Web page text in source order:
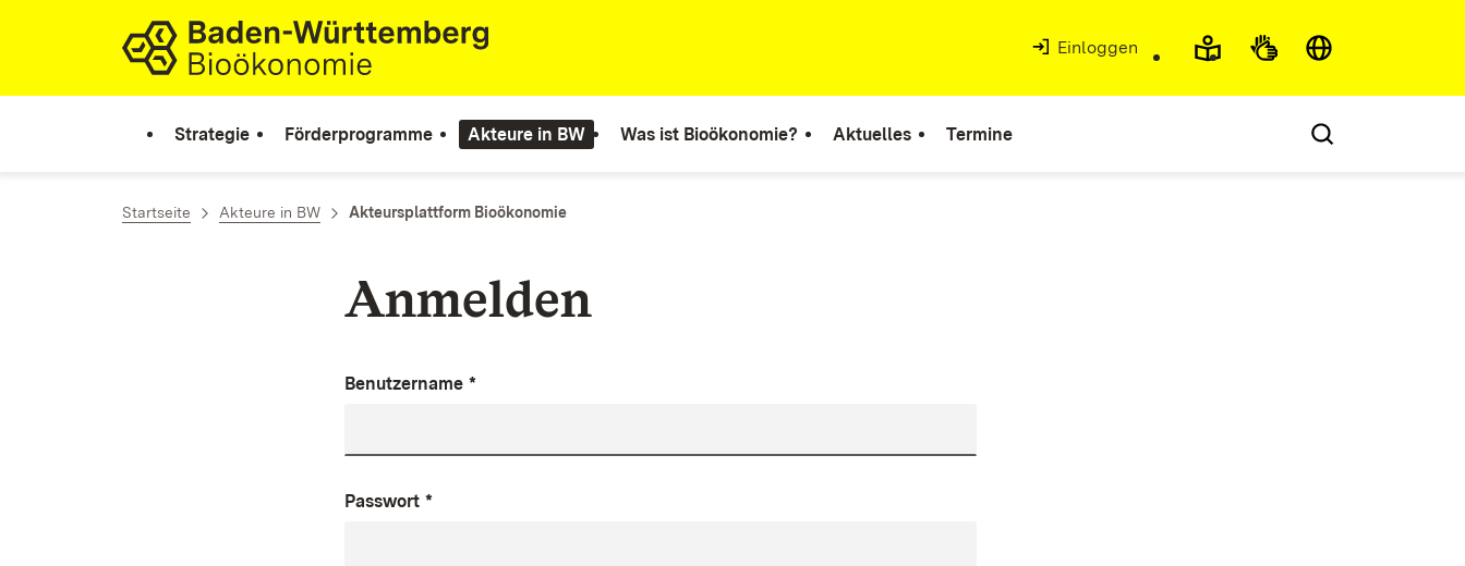
Zum Inhalt springen
Link zur Startseite
Einloggen
Strategie Förderprogramme Akteure in BW Was ist Bioökonomie? Aktuelles Termine
Startseite Akteure in BW Akteursplattform Bioökonomie
Anmelden
Benutzername *
Passwort *